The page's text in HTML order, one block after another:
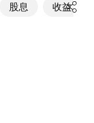
股息 收益